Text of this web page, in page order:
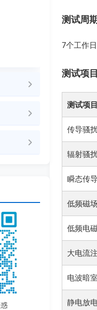
测试周
7个工作
测试项目
测试项目
传导骚扰
辐射骚扰
瞬态传
低频磁
低频电
大电流
电波暗
静电放